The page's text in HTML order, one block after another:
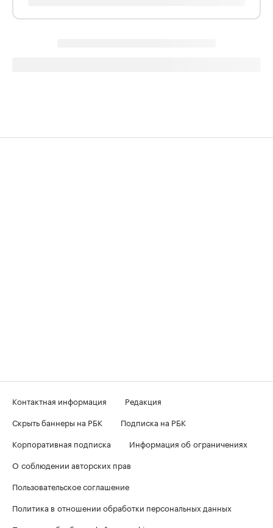
Контактная информация
Редакция
Скрыть баннеры на РБК
Подписка на РБК
Корпоративная подписка
Информация об ограничениях
О соблюдении авторских прав
Пользовательское соглашение
Политика в отношении обработки персональных данных